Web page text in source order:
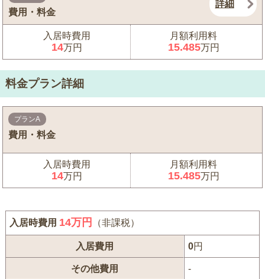
費用・料金
詳細
入居時費用
14万円
月額利用料
15.485万円
料金プラン詳細
プランA
費用・料金
入居時費用
14万円
月額利用料
15.485万円
入居時費用 14万円 （非課税）
入居費用 0円
その他費用 -